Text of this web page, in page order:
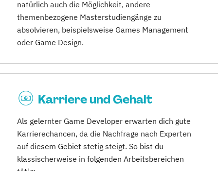
natürlich auch die Möglichkeit, andere
themenbezogene Masterstudiengänge zu
absolvieren, beispielsweise Games Management
oder Game Design.
Karriere und Gehalt
Als gelernter Game Developer erwarten dich gute
Karrierechancen, da die Nachfrage nach Experten
auf diesem Gebiet stetig steigt. So bist du
klassischerweise in folgenden Arbeitsbereichen